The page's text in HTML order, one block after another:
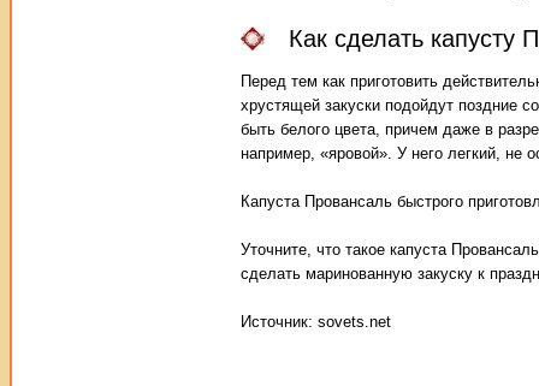
Как сделать капусту
Перед тем как приготовить
хрустящей закуски подойдут поздние
быть белого цвета, причем даже в
например, «яровой». У него легкий, не
Капуста Провансаль быстрого
Уточните, что такое капуста
сделать маринованную закуску к
Источник: sovets.net